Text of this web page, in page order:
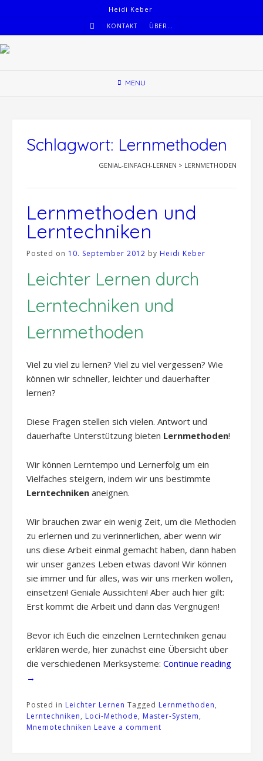
content
Heidi Keber
KONTAKT ÜBER…
MENU
Schlagwort: Lernmethoden
GENIAL-EINFACH-LERNEN > LERNMETHODEN
Lernmethoden und
Lerntechniken
Posted on 10. September 2012 by Heidi Keber
Leichter Lernen durch
Lerntechniken und
Lernmethoden
Viel zu viel zu lernen? Viel zu viel vergessen? Wie
können wir schneller, leichter und dauerhafter
lernen?
Diese Fragen stellen sich vielen. Antwort und
dauerhafte Unterstützung bieten Lernmethoden!
Wir können Lerntempo und Lernerfolg um ein
Vielfaches steigern, indem wir uns bestimmte
Lerntechniken aneignen.
Wir brauchen zwar ein wenig Zeit, um die Methoden
zu erlernen und zu verinnerlichen, aber wenn wir
uns diese Arbeit einmal gemacht haben, dann haben
wir unser ganzes Leben etwas davon! Wir können
sie immer und für alles, was wir uns merken wollen,
einsetzen! Geniale Aussichten! Aber auch hier gilt:
Erst kommt die Arbeit und dann das Vergnügen!
Bevor ich Euch die einzelnen Lerntechniken genau
erklären werde, hier zunächst eine Übersicht über
die verschiedenen Merksysteme: Continue reading
→
Posted in Leichter Lernen Tagged Lernmethoden,
Lerntechniken, Loci-Methode, Master-System,
Mnemotechniken Leave a comment